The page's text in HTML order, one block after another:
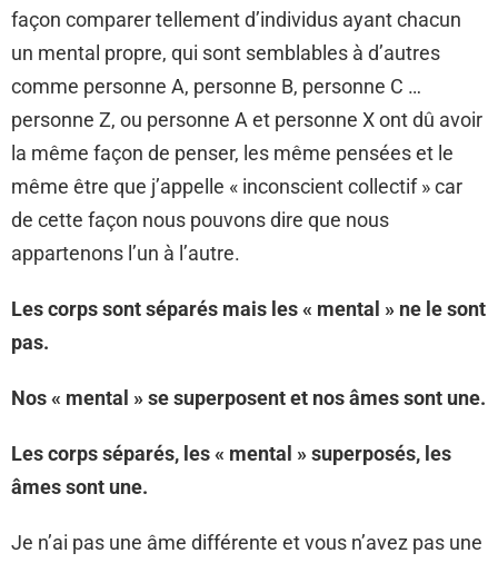
façon comparer tellement d’individus ayant chacun
un mental propre, qui sont semblables à d’autres
comme personne A, personne B, personne C …
personne Z, ou personne A et personne X ont dû avoir
la même façon de penser, les même pensées et le
même être que j’appelle « inconscient collectif » car
de cette façon nous pouvons dire que nous
appartenons l’un à l’autre.
Les corps sont séparés mais les « mental » ne le sont
pas.
Nos « mental » se superposent et nos âmes sont une.
Les corps séparés, les « mental » superposés, les
âmes sont une.
Je n’ai pas une âme différente et vous n’avez pas une